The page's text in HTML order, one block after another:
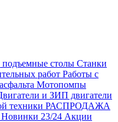
столы Станки
работ Работы с
Мотопомпы
и ЗИП двигатели
техники РАСПРОДАЖА
Новинки 23/24 Акции